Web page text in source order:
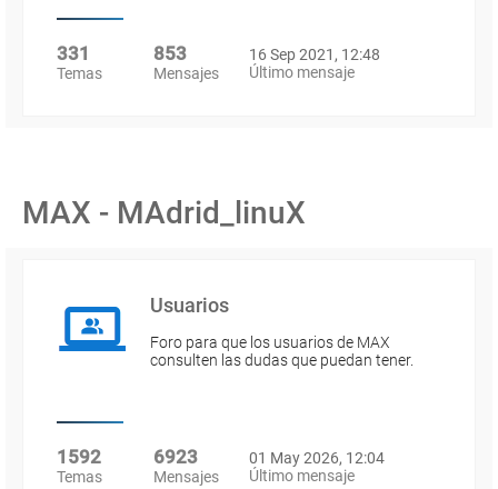
331
Temas
853
Mensajes
16 Sep 2021, 12:48
Último mensaje
MAX - MAdrid_linuX
Usuarios
Foro para que los usuarios de MAX
consulten las dudas que puedan tener.
1592
Temas
6923
Mensajes
01 May 2026, 12:04
Último mensaje